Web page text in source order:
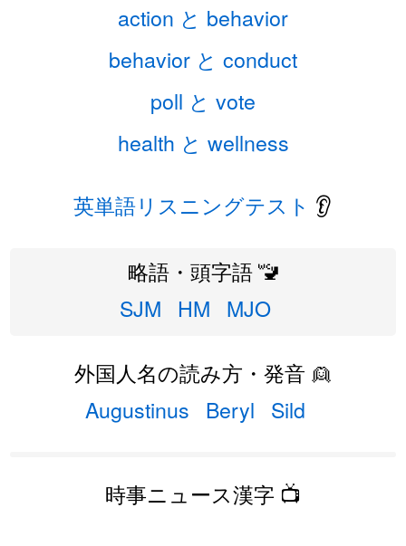
action と behavior
behavior と conduct
poll と vote
health と wellness
英単語リスニングテスト 👂
略語・頭字語 🚾
SJM
HM MJO
外国人名の読み方・発音 👱
Augustinus Beryl Sild
時事ニュース漢字 📺